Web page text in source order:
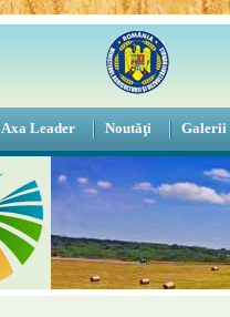
Axa Leader Noutăţi Galerii